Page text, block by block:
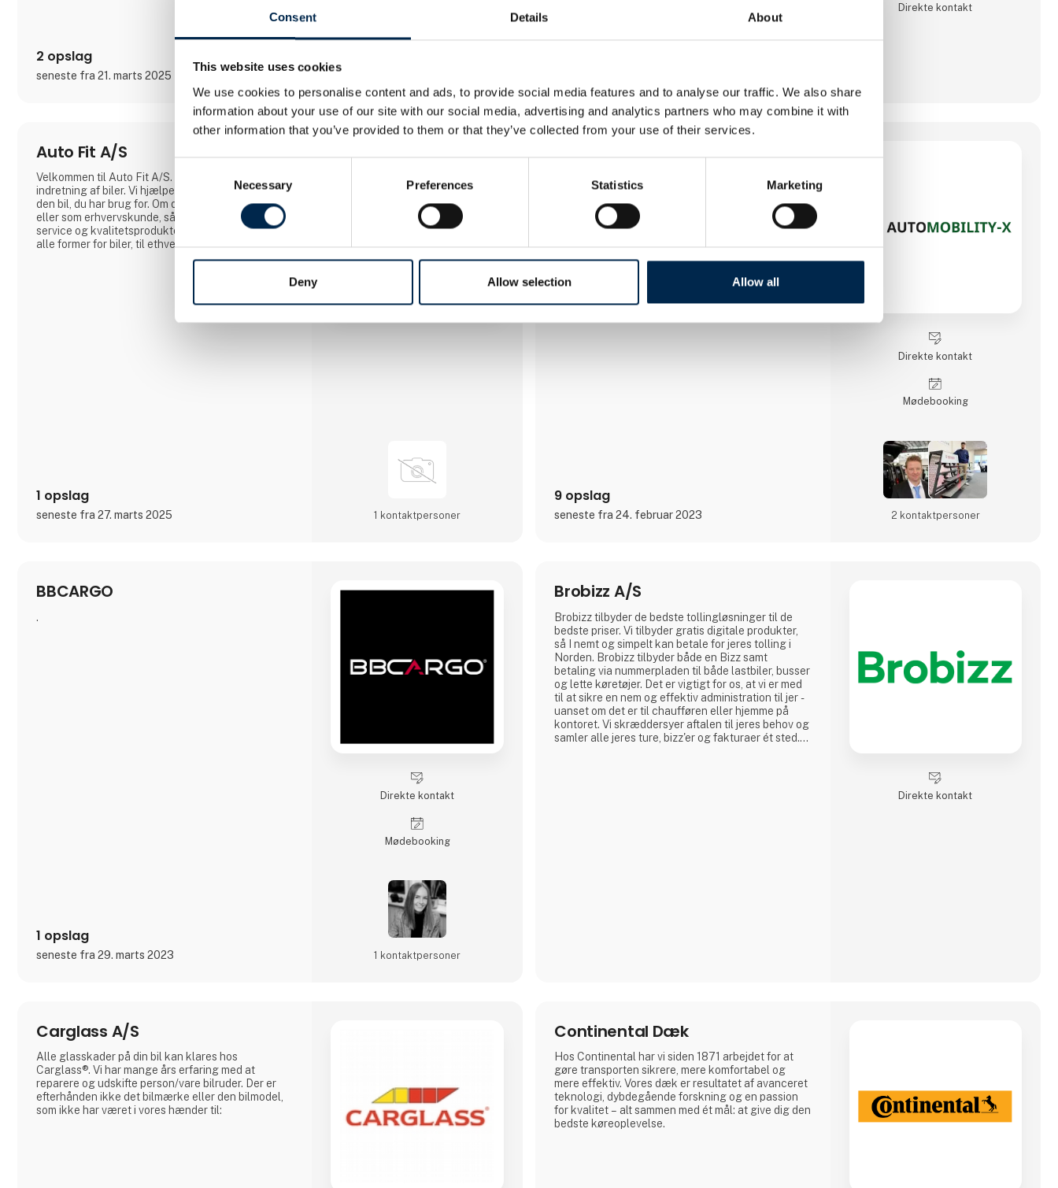
Consent Details About
This website uses cookies
We use cookies to personalise content and ads, to provide social media features and to analyse our traffic. We also share
information about your use of our site with our social media, advertising and analytics partners who may combine it with
other information that you’ve provided to them or that they’ve collected from your use of their services.
Necessary Preferences Statistics Marketing
Deny Allow selection Allow all
2 opslag
seneste fra 21. marts 2025
Direkte kontakt
Auto Fit A/S
Velkommen til Auto Fit A/S. Din specialist i
indretning af biler. Vi hjælper dig, med at få bygget
den bil, du har brug for. Om du kommer som privat
eller som erhvervskunde, så står vi klar med høj
service og kvalitetsprodukter til din bil! Vi indretter
alle former for biler, til ethvert behov.
1 opslag
seneste fra 27. marts 2025 1 kontakt­personer
Automobility-X
Vores mission hos AUTOMOBILITY-X er at udvikle
og markedsføre produkter, der sikrer at alle kan
rejse i sikkerhed.
TÜV godkendte løsninger indenfor sæder og gulve
til M1/N1 køretøjer. Komplet udvalg af access
products, såsom elektriske trin og elektriske
9 opslag
seneste fra 24. februar 2023
Direkte kontakt
Møde­booking
2 kontakt­personer
BBCARGO
.
1 opslag
seneste fra 29. marts 2023
Direkte kontakt
Møde­booking
1 kontakt­personer
Brobizz A/S
Brobizz tilbyder de bedste tollingløsninger til de
bedste priser. Vi tilbyder gratis digitale produkter,
så I nemt og simpelt kan betale for jeres tolling i
Norden. Brobizz tilbyder både en Bizz samt
betaling via nummerpladen til både lastbiler, busser
og lette køretøjer. Det er vigtigt for os, at vi er med
til at sikre en nem og effektiv administration til jer -
uanset om det er til chaufføren eller hjemme på
kontoret. Vi skræddersyer aftalen til jeres behov og
samler alle jeres ture, bizz'er og fakturaer ét sted.
Direkte kontakt
Carglass A/S
Alle glasskader på din bil kan klares hos
Carglass®. Vi har mange års erfaring med at
reparere og udskifte person/vare bilruder. Der er
efterhånden ikke det bilmærke eller den bilmodel,
som ikke har været i vores hænder til:
Continental Dæk
Hos Continental har vi siden 1871 arbejdet for at
gøre transporten sikrere, mere komfortabel og
mere effektiv. Vores dæk er resultatet af avanceret
teknologi, dybdegående forskning og en passion
for kvalitet – alt sammen med ét mål: at give dig den
bedste køreoplevelse.